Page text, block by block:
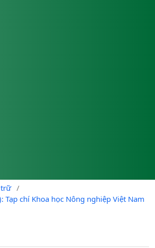
/
Tạp chí Khoa học Nông nghiệp Việt Nam